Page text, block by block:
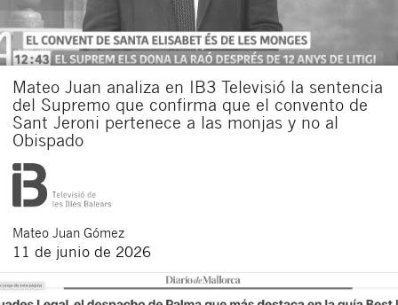
Mateo Juan analiza en IB3 Televisió la sentencia
del Supremo que confirma que el convento de
Sant Jeroni pertenece a las monjas y no al
Obispado
Mateo Juan Gómez
11 de junio de 2026
Acepto recibir comunicaciones sobre nuevos
artículos legales.
Acepto
condiciones
yde
de esta
Al pulsar el botón de envío manifiesta haber leído la siguiente
información básica sobre privacidad : El responsable del tratamiento
es Buades Legal S.L. La finalidad es la atención a su solicitud. Tiene
derecho a acceder, rectificar y suprimir los datos, así como otros
derechos como se explica en la